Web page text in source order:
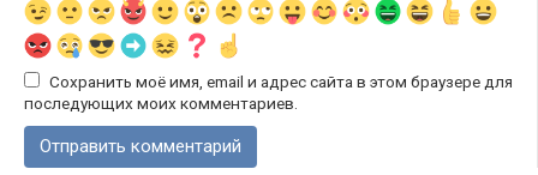
Сохранить моё имя, email и адрес сайта в этом браузере для
последующих моих комментариев.